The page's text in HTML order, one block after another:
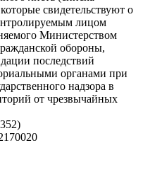
свидетельствуют о
лицом
Министерством
обороны,
последствий
органами при
надзора в
от чрезвычайных